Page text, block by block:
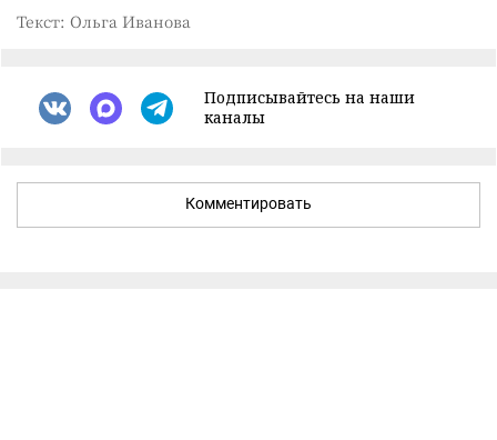
Текст: Ольга Иванова
Подписывайтесь на наши
каналы
Комментировать